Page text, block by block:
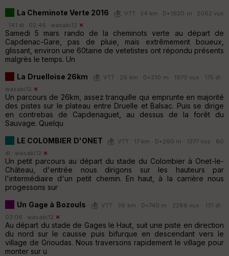
La Cheminote Verte 2016
VTT · 34 km · D+1920 m · 2062 vus
· 141 dl · 02:46 · wasabi12
Samedi 5 mars rando de la cheminots verte au départ de
Capdenac-Gare, pas de pluie, mais extrêmement boueux,
glissant, environ une 60taine de vetetistes ont répondu présents
malgrès le temps. Un
La Druelloise 26km
VTT · 26 km · D+310 m · 1973 vus · 175 dl ·
wasabi12
Un parcours de 26km, assez tranquille qui emprunte en majorité
des pistes sur le plateau entre Druelle et Balsac. Puis se dirige
en contrebas de Capdenaguet, au dessus de la forêt du
Sauvage. Quelqu
LE COLOMBIER D'ONET
VTT · 17 km · D+260 m · 1377 vus · 80
dl · wasabi12
Un petit parcours au départ du stade du Colombier à Onet-le-
Château, d'entrée nous dirigons sur les hauteurs par
l'intermédiaire d'un petit chemin. En haut, à la carrière nous
progessons sur
Un Gage à Bozouls
VTT · 39 km · D+740 m · 2286 vus · 131 dl ·
03:06 · wasabi12
Au départ du stade de Gages le Haut, suit une piste en direction
du nord sur le causse puis bifurque en descendant vers le
village de Grioudas. Nous traversons rapidement le village pour
monter sur u